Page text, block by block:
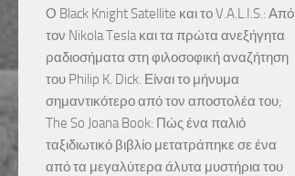
Ο Black Knight Satellite και το V.A.L.I.S.: Από
τον Nikola Tesla και τα πρώτα ανεξήγητα
ραδιοσήματα στη φιλοσοφική αναζήτηση
του Philip K. Dick. Είναι το μήνυμα
σημαντικότερο από τον αποστολέα του;
The So Joana Book: Πώς ένα παλιό
ταξιδιωτικό βιβλίο μετατράπηκε σε ένα
από τα μεγαλύτερα άλυτα μυστήρια του